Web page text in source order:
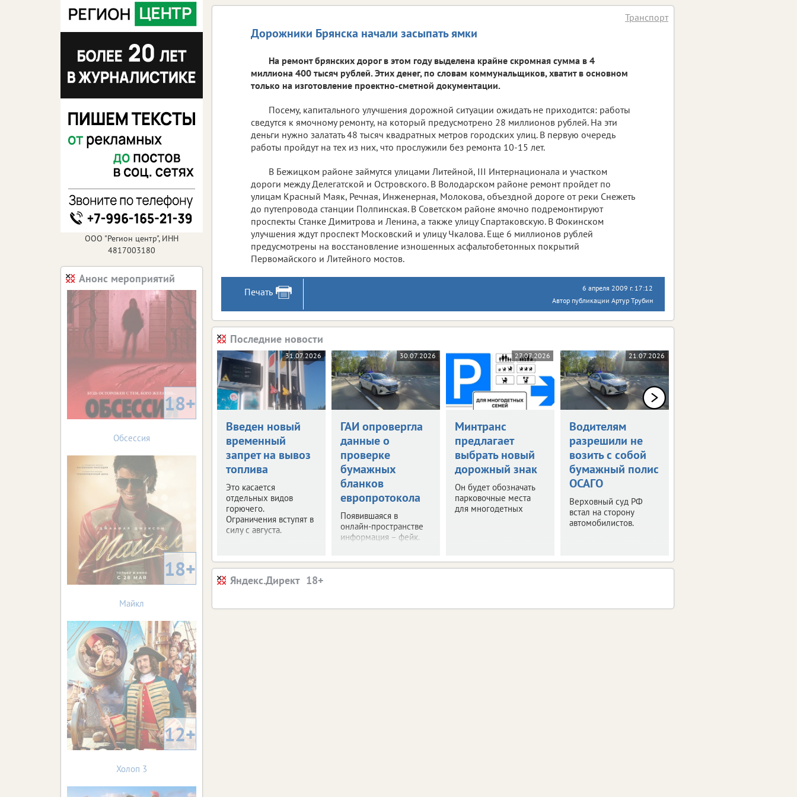
Дорожники Брянска начали засыпать ямки
Транспорт
На ремонт брянских дорог в этом году выделена крайне скромная сумма в 4
миллиона 400 тысяч рублей. Этих денег, по словам коммунальщиков, хватит в основном
только на изготовление проектно-сметной документации.
Посему, капитального улучшения дорожной ситуации ожидать не приходится: работы
сведутся к ямочному ремонту, на который предусмотрено 28 миллионов рублей. На эти
деньги нужно залатать 48 тысяч квадратных метров городских улиц. В первую очередь
работы пройдут на тех из них, что прослужили без ремонта 10-15 лет.
В Бежицком районе займутся улицами Литейной, III Интернационала и участком
дороги между Делегатской и Островского. В Володарском районе ремонт пройдет по
улицам Красный Маяк, Речная, Инженерная, Молокова, объездной дороге от реки Снежеть
до путепровода станции Полпинская. В Советском районе ямочно подремонтируют
проспекты Станке Димитрова и Ленина, а также улицу Спартаковскую. В Фокинском
улучшения ждут проспект Московский и улицу Чкалова. Еще 6 миллионов рублей
предусмотрены на восстановление изношенных асфальтобетонных покрытий
Первомайского и Литейного мостов.
Печать
6 апреля 2009 г. 17:12
Автор публикации Артур Трубин
Последние новости
31.07.2026
Введен новый
временный
запрет на вывоз
топлива
Это касается
отдельных видов
горючего.
Ограничения вступят в
силу с августа.
30.07.2026
ГАИ опровергла
данные о
проверке
бумажных
бланков
европротокола
Появившаяся в
онлайн-пространстве
информация – фейк.
27.07.2026
Минтранс
предлагает
выбрать новый
дорожный знак
Он будет обозначать
парковочные места
для многодетных
21.07.2026
Водителям
разрешили не
возить с собой
бумажный полис
ОСАГО
Верховный суд РФ
встал на сторону
автомобилистов.
Яндекс.Директ
ООО "Регион центр", ИНН
4817003180
Анонс мероприятий
18+
Обсессия
18+
Майкл
12+
Холоп 3